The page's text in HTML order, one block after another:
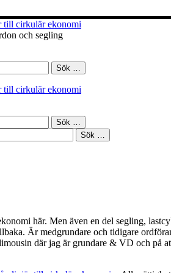
till cirkulär ekonomi
och segling
Sök …
till cirkulär ekonomi
Sök …
Sök …
här. Men även en del segling,
Är medgrundare och tidigare
där jag är grundare & VD och